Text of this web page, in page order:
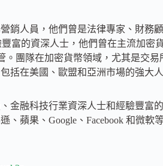
銷人員，他們曾是法律專家、財務
富的資深人士，他們曾在主流加密
。團隊在加密貨幣領域，尤其是交
括在美國、歐盟和亞洲市場的強大人
金融科技行業資深人士和經驗豐富
蘋果、Google、Facebook 和微軟